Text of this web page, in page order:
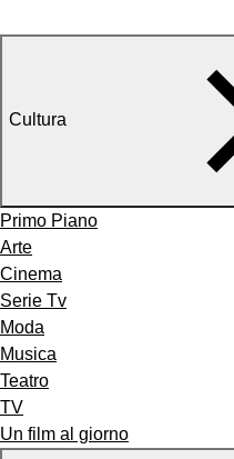
Cultura
Primo Piano
Arte
Cinema
Serie Tv
Moda
Musica
Teatro
TV
Un film al giorno